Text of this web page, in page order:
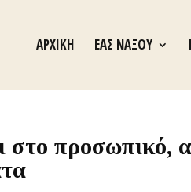
ΑΡΧΙΚΗ ΕΑΣ ΝΑΞΟΥ
στο προσωπικό,